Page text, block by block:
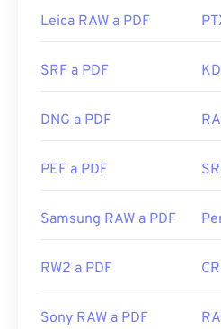
Enlaces útiles:
automáticamente. Puede
automáticamente al hacer
algo más. Ambos son
Enlaces útiles:
https://acrobat.adobe.com/
Leica RAW a PDF
SRF a PDF
DNG a PDF
PEF a PDF
Samsung RAW a PDF
RW2 a PDF
Sony RAW a PDF